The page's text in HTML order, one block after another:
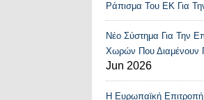
Ράπισμα Του ΕΚ Για
Νέο Σύστημα Για Την
Χωρών Που Διαμένουν
Jun 2026
Η Ευρωπαϊκή